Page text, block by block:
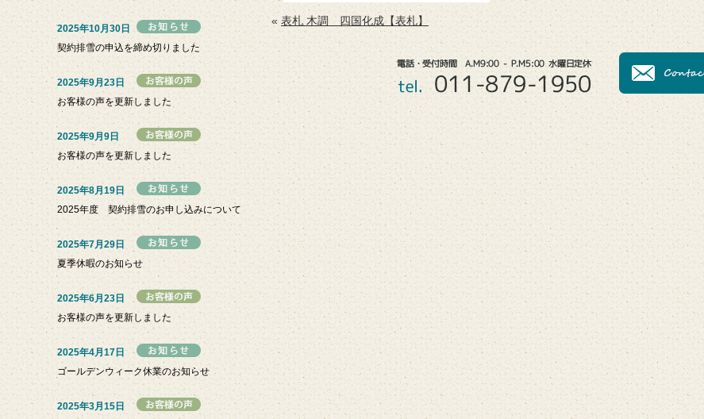
«表札 木調 四国化成【表札】
2025年10月30日
契約排雪の申込を締め切りました
2025年9月23日
お客様の声を更新しました
2025年9月9日
お客様の声を更新しました
2025年8月19日
2025年度 契約排雪のお申し込みについて
2025年7月29日
夏季休暇のお知らせ
2025年6月23日
お客様の声を更新しました
2025年4月17日
ゴールデンウィーク休業のお知らせ
2025年3月15日